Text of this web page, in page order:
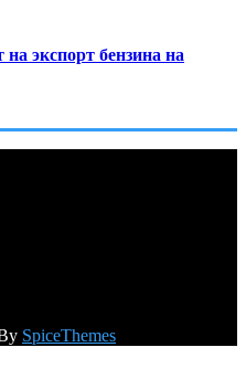
экспорт бензина на
SpiceThemes